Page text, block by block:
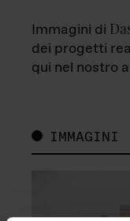
Immagini di
dei progetti
qui nel nostro
IMMAGINI